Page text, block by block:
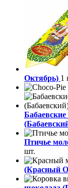
Октябрь) 1
Птичье
шт.
(Красный